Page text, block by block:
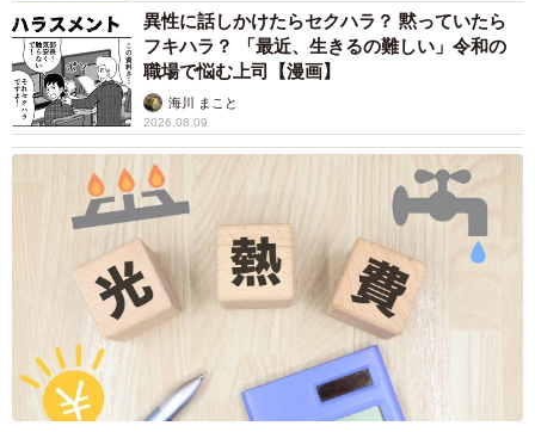
毎日何十回も「かわいいね」と言われ続けて自己肯定感が
上がった猫は自分のかわいさを自覚するようになります
（※人間の声あり）🐈‍⬛ pic.twitter.com/Q7VpnleiP8
— くろとらたきび (@takibi_kurotora)January 10, 2025
「ご飯を持っていくと、毎回甘え鳴きと威嚇を交互に繰り
返すのも面白い側面です。シャーシャー言うのが癖になっ
ているようです」
むすびちゃんと心を通わせる中で飼い主さんが痛感したの
は、「うちの子」と向き合うことの大切さだった。
「良いとされる人馴れ訓練法は玉石混淆なので、ネット検
異性に話しかけたらセクハラ？ 黙っていたら
フキハラ？ 「最近、生きるの難しい」令和の
職場で悩む上司【漫画】
海川 まこと
2026.08.09